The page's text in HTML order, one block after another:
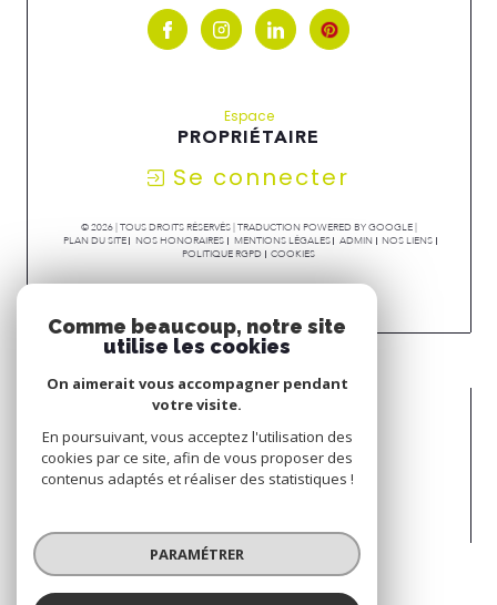
Espace
PROPRIÉTAIRE
Se connecter
© 2026 | TOUS DROITS RÉSERVÉS | TRADUCTION POWERED BY GOOGLE |
PLAN DU SITE
NOS HONORAIRES MENTIONS LÉGALES ADMIN
NOS LIENS
POLITIQUE RGPD
COOKIES
Comme beaucoup, notre site
utilise les cookies
On aimerait vous accompagner pendant
votre visite.
En poursuivant, vous acceptez l'utilisation des
cookies par ce site, afin de vous proposer des
contenus adaptés et réaliser des statistiques !
PARAMÉTRER